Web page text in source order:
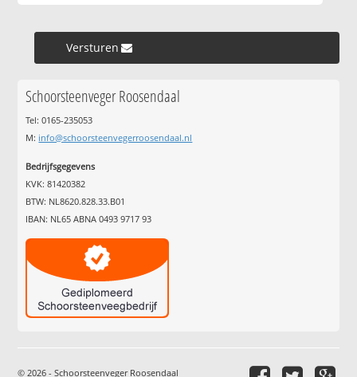
Versturen »
Schoorsteenveger Roosendaal
Tel: 0165-235053
M: info@schoorsteenvegerroosendaal.nl
Bedrijfsgegevens
KVK: 81420382
BTW: NL8620.828.33.B01
IBAN: NL65 ABNA 0493 9717 93
© 2026 - Schoorsteenveger Roosendaal